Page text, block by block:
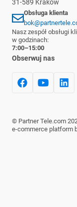
31-589 Kraków
Obsługa klienta
Nasz zespół obsługi
w godzinach:
7:00–15:00
Obserwuj nas
© Partner Tele.com
e-commerce platform